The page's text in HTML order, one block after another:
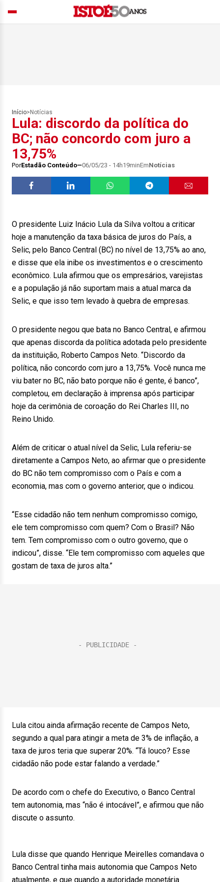
Início> Notícias
Lula: discordo da política do
BC; não concordo com juro a
13,75%
PorEstadão Conteúdo 06/05/23 - 14h19minEmNotícias
O presidente Luiz Inácio Lula da Silva voltou a criticar
hoje a manutenção da taxa básica de juros do País, a
Selic, pelo Banco Central (BC) no nível de 13,75% ao ano,
e disse que ela inibe os investimentos e o crescimento
econômico. Lula afirmou que os empresários, varejistas
e a população já não suportam mais a atual marca da
Selic, e que isso tem levado à quebra de empresas.
O presidente negou que bata no Banco Central, e afirmou
que apenas discorda da política adotada pelo presidente
da instituição, Roberto Campos Neto. “Discordo da
política, não concordo com juro a 13,75%. Você nunca me
viu bater no BC, não bato porque não é gente, é banco”,
completou, em declaração à imprensa após participar
hoje da cerimônia de coroação do Rei Charles III, no
Reino Unido.
Além de criticar o atual nível da Selic, Lula referiu-se
diretamente a Campos Neto, ao afirmar que o presidente
do BC não tem compromisso com o País e com a
economia, mas com o governo anterior, que o indicou.
“Esse cidadão não tem nenhum compromisso comigo,
ele tem compromisso com quem? Com o Brasil? Não
tem. Tem compromisso com o outro governo, que o
indicou”, disse. “Ele tem compromisso com aqueles que
gostam de taxa de juros alta.”
Lula citou ainda afirmação recente de Campos Neto,
segundo a qual para atingir a meta de 3% de inflação, a
taxa de juros teria que superar 20%. “Tá louco? Esse
cidadão não pode estar falando a verdade.”
De acordo com o chefe do Executivo, o Banco Central
tem autonomia, mas “não é intocável”, e afirmou que não
discute o assunto.
Lula disse que quando Henrique Meirelles comandava o
Banco Central tinha mais autonomia que Campos Neto
atualmente, e que quando a autoridade monetária